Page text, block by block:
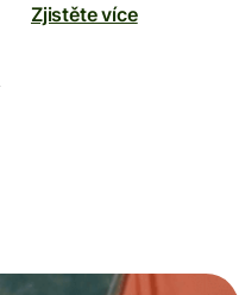
Zjistěte více